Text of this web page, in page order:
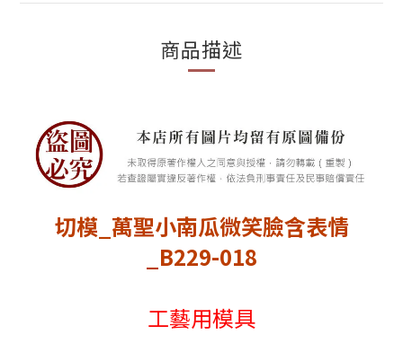
商品描述
切模_萬聖小南瓜微笑臉含表情
_B229-018
工藝用模具